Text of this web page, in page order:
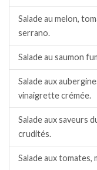
Salade au melon,
serrano.
Salade au saumon
Salade aux
vinaigrette crémée.
Salade aux saveurs
crudités.
Salade aux tomates,